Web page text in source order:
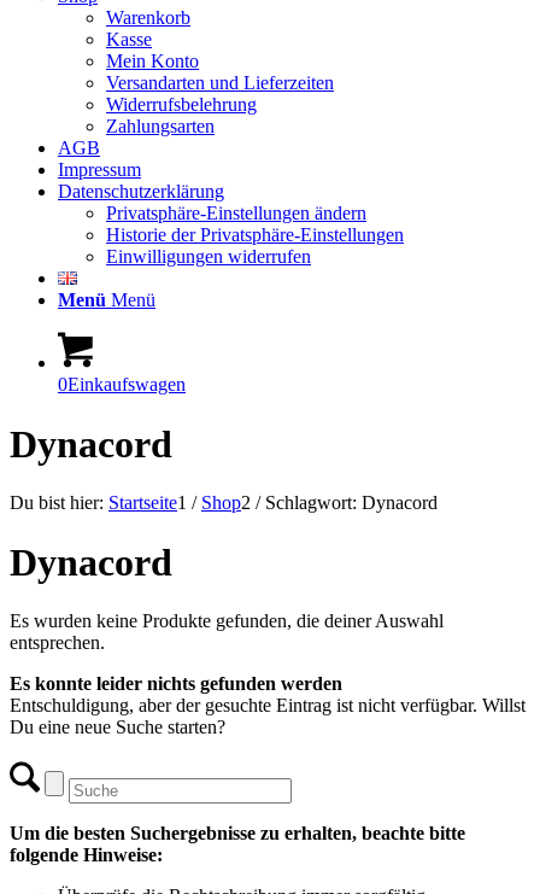
Warenkorb
Kasse
Mein Konto
Versandarten und Lieferzeiten
Widerrufsbelehrung
Zahlungsarten
AGB
Impressum
Datenschutzerklärung
Privatsphäre-Einstellungen ändern
Historie der Privatsphäre-Einstellungen
Einwilligungen widerrufen
Menü Menü
0Einkaufswagen
Dynacord
Du bist hier: Startseite1 / Shop2 / Schlagwort: Dynacord
Dynacord
Es wurden keine Produkte gefunden, die deiner Auswahl
entsprechen.
Es konnte leider nichts gefunden werden
Entschuldigung, aber der gesuchte Eintrag ist nicht verfügbar. Willst
Du eine neue Suche starten?
Um die besten Suchergebnisse zu erhalten, beachte bitte
folgende Hinweise: